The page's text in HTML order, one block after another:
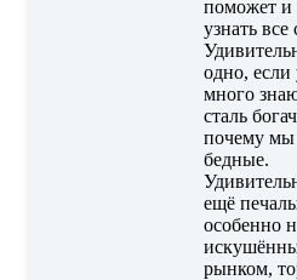
поможет и
узнать все
одно, если
много
сталь
почему мы
бедные.
ещё
особенно
рынком,